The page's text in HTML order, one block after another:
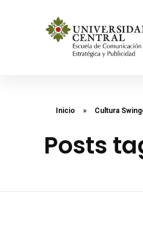
Inicio » Cultura
Posts